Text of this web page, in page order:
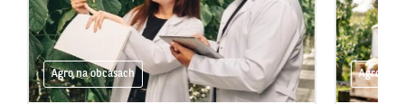
Agro na obcasach Agro na